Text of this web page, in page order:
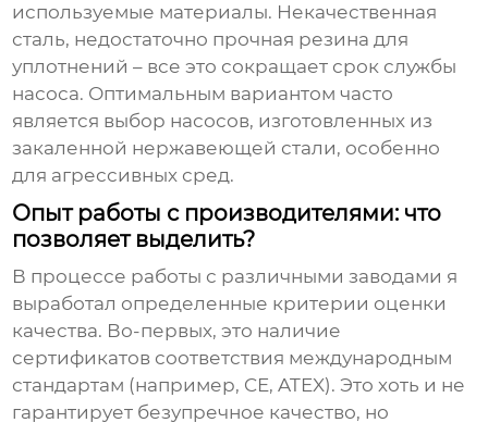
используемые материалы. Некачественная
сталь, недостаточно прочная резина для
уплотнений – все это сокращает срок службы
насоса. Оптимальным вариантом часто
является выбор насосов, изготовленных из
закаленной нержавеющей стали, особенно
для агрессивных сред.
Опыт работы с производителями: что
позволяет выделить?
В процессе работы с различными заводами я
выработал определенные критерии оценки
качества. Во-первых, это наличие
сертификатов соответствия международным
стандартам (например, CE, ATEX). Это хоть и не
гарантирует безупречное качество, но